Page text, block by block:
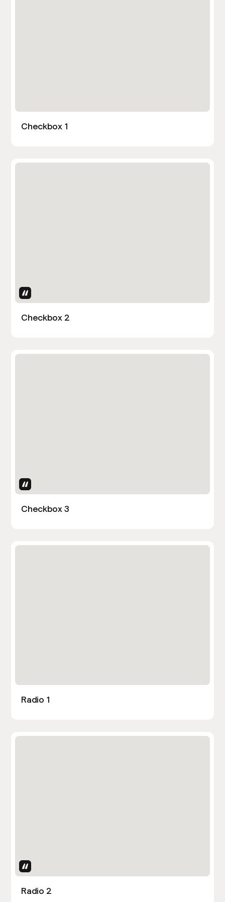
Checkbox 1
Checkbox 2
Checkbox 3
Radio 1
Radio 2